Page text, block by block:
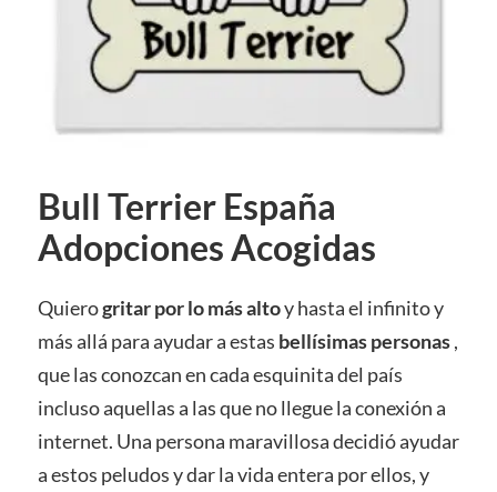
Bull Terrier España
Adopciones Acogidas
Quierogritar por lo más altoy hasta el infinito y
más allá para ayudar a estas bellísimas personas,
que las conozcan en cada esquinita del país
incluso aquellas a las que no llegue la conexión a
internet. Una persona maravillosa decidió ayudar
a estos peludos y dar la vida entera por ellos, y